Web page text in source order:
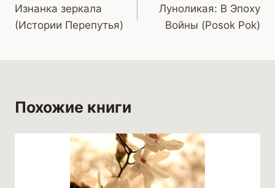
по
записям
Изнанка зеркала
(Истории Перепутья)
Луноликая: В Эпоху
Войны (Posok Pok)
Похожие книги